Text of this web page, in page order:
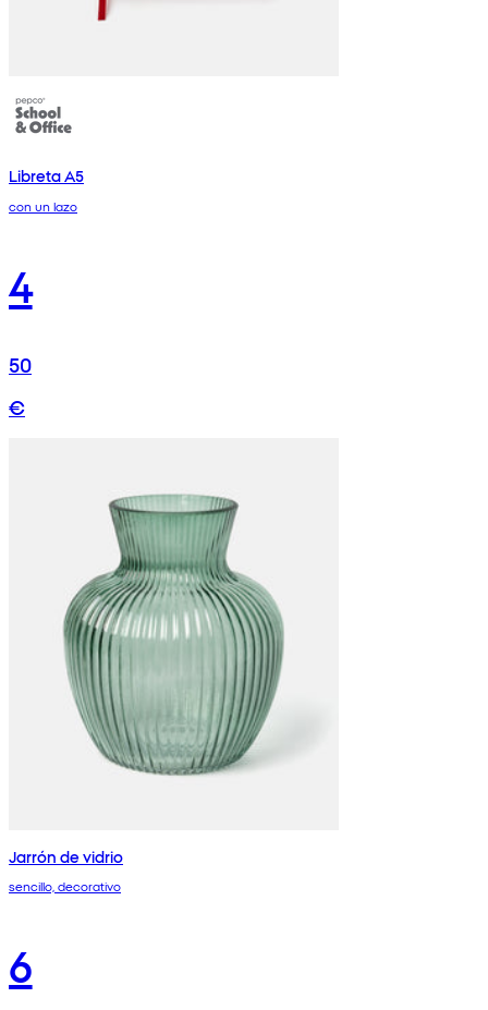
Libreta A5
con un lazo
4
50
€
Jarrón de vidrio
sencillo, decorativo
6